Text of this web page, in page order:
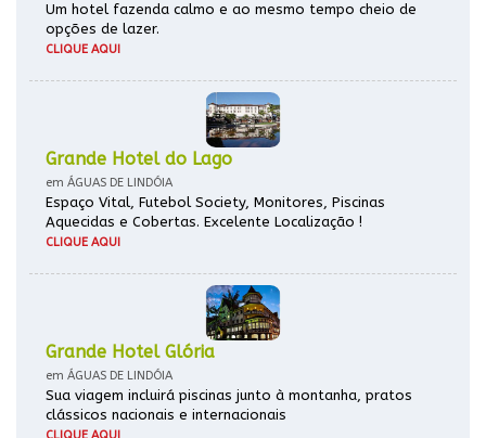
Um hotel fazenda calmo e ao mesmo tempo cheio de
opções de lazer.
CLIQUE AQUI
Grande Hotel do Lago
em ÁGUAS DE LINDÓIA
Espaço Vital, Futebol Society, Monitores, Piscinas
Aquecidas e Cobertas. Excelente Localização !
CLIQUE AQUI
Grande Hotel Glória
em ÁGUAS DE LINDÓIA
Sua viagem incluirá piscinas junto à montanha, pratos
clássicos nacionais e internacionais